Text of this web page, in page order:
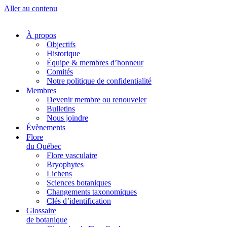
Aller au contenu
À propos
Objectifs
Historique
Équipe & membres d’honneur
Comités
Notre politique de confidentialité
Membres
Devenir membre ou renouveler
Bulletins
Nous joindre
Évènements
Flore
du Québec
Flore vasculaire
Bryophytes
Lichens
Sciences botaniques
Changements taxonomiques
Clés d’identification
Glossaire
de botanique